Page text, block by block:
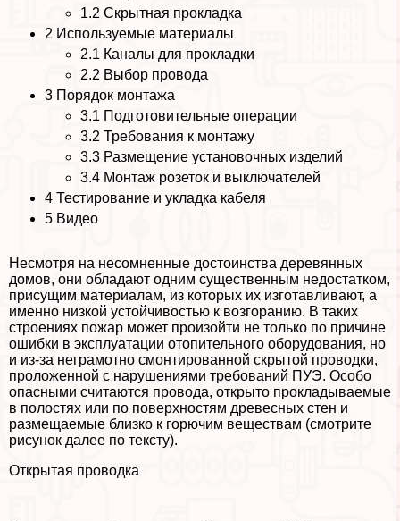
1.2 Скрытная прокладка
2 Используемые материалы
2.1 Каналы для прокладки
2.2 Выбор провода
3 Порядок монтажа
3.1 Подготовительные операции
3.2 Требования к монтажу
3.3 Размещение установочных изделий
3.4 Монтаж розеток и выключателей
4 Тестирование и укладка кабеля
5 Видео
Несмотря на несомненные достоинства деревянных
домов, они обладают одним существенным недостатком,
присущим материалам, из которых их изготавливают, а
именно низкой устойчивостью к возгоранию. В таких
строениях пожар может произойти не только по причине
ошибки в эксплуатации отопительного оборудования, но
и из-за неграмотно смонтированной скрытой проводки,
проложенной с нарушениями требований ПУЭ. Особо
опасными считаются провода, открыто прокладываемые
в полостях или по поверхностям древесных стен и
размещаемые близко к горючим веществам (смотрите
рисунок далее по тексту).
Открытая проводка